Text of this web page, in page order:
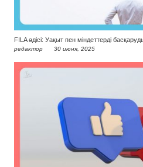
FILA әдісі: Уақыт пен міндеттерді
редактор 30 июня, 2025